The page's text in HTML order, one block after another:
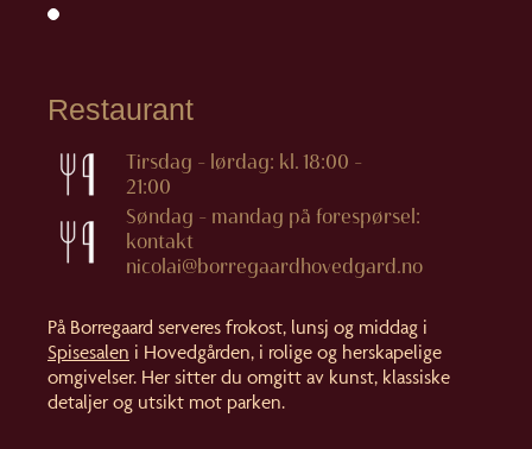
Restaurant
Tirsdag – lørdag: kl. 18:00 –
21:00
Søndag – mandag på forespørsel:
kontakt
nicolai@borregaardhovedgard.no
På Borregaard serveres frokost, lunsj og middag i
Spisesalen i Hovedgården, i rolige og herskapelige
omgivelser. Her sitter du omgitt av kunst, klassiske
detaljer og utsikt mot parken.